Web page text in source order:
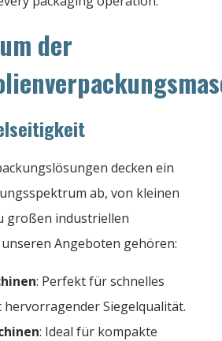
der
decken ein
ab, von kleinen
großen industriellen
Angeboten gehören:
: Perfekt für schnelles
hervorragender Siegelqualität.
: Ideal für kompakte